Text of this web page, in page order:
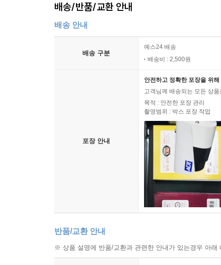
배송/반품/교환 안내
배송 안내
배송 구분
예스24 배송
배송비 : 2,500원
포장 안내
안전하고 정확한 포장을 위
고객님께 배송되는 모든 상
목적 : 안전한 포장 관리
촬영범위 : 박스 포장 작업
반품/교환 안내
※ 상품 설명에 반품/교환과 관련한 안내가 있는경우 아